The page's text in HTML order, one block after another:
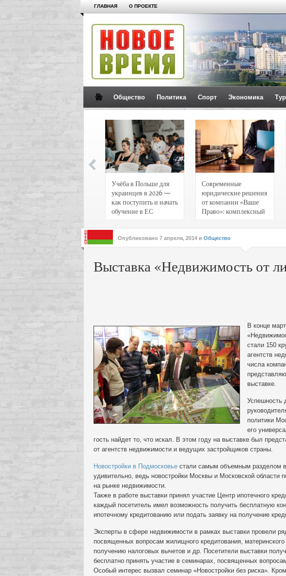
ГЛАВНАЯ О ПРОЕКТЕ
Общество Политика Спорт Экономика
Учёба в Польше для
украинцев в 2026 —
как поступить и начать
обучение в ЕС
Современные
юридические решения
от компании «Ваше
Право»: комплексный
интересов клиентов
Опубликовано 7 апреля, 2014 в Общество
Выставка «Недвижимость от
В конце
стали 150
агентств
числа
выставке.
Успешность
политики
его
гость найдет то, что искал. В этом году на выставке был
от агентств недвижимости и ведущих застройщиков страны.
Новостройки в Подмосковье стали самым объемным разделом
удивительно, ведь новостройки Москвы и Московской
на рынке недвижимости.
Также в работе выставки принял участие Центр ипотечного
каждый посетитель имел возможность получить бесплатную
ипотечному кредитованию или подать заявку на получение
Эксперты в сфере недвижимости в рамках выставки провели
посвященных вопросам жилищного кредитования, материнского
получению налоговых вычетов и др. Посетители выставки
бесплатно принять участие в семинарах, посвященных
Особый интерес вызвал семинар «Новостройки без риска».